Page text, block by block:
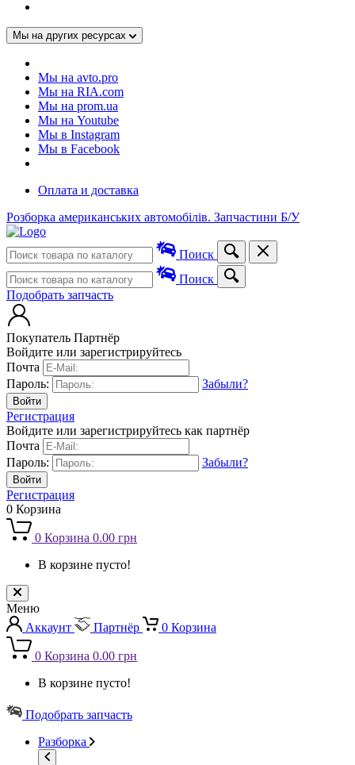
Мы на других ресурсах
Мы на avto.pro
Мы на RIA.com
Мы на prom.ua
Мы на Youtube
Мы в Instagram
Мы в Facebook
Оплата и доставка
Розборка американських автомобілів. Запчастини Б/У
Поиск
Поиск
Подобрать запчасть
Покупатель Партнёр
Войдите или зарегистрируйтесь
Почта
Пароль:
Забыли?
Регистрация
Войдите или зарегистрируйтесь как партнёр
Почта
Пароль:
Забыли?
Регистрация
0 Корзина
0 Корзина 0.00 грн
В корзине пусто!
Меню
Аккаунт
Партнёр 0 Корзина
0 Корзина 0.00 грн
В корзине пусто!
Подобрать запчасть
Разборка